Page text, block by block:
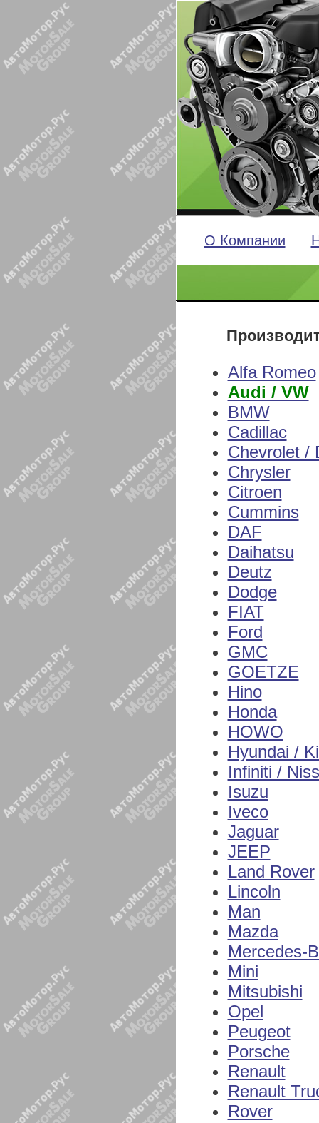
О Компании
Alfa Romeo
Audi / VW
BMW
Cadillac
Chevrolet /
Chrysler
Citroen
Cummins
DAF
Daihatsu
Deutz
Dodge
FIAT
Ford
GMC
GOETZE
Hino
Honda
HOWO
Hyundai /
Infiniti /
Isuzu
Iveco
Jaguar
JEEP
Land Rover
Lincoln
Man
Mazda
Mercedes-
Mini
Mitsubishi
Opel
Peugeot
Porsche
Renault
Renault
Rover